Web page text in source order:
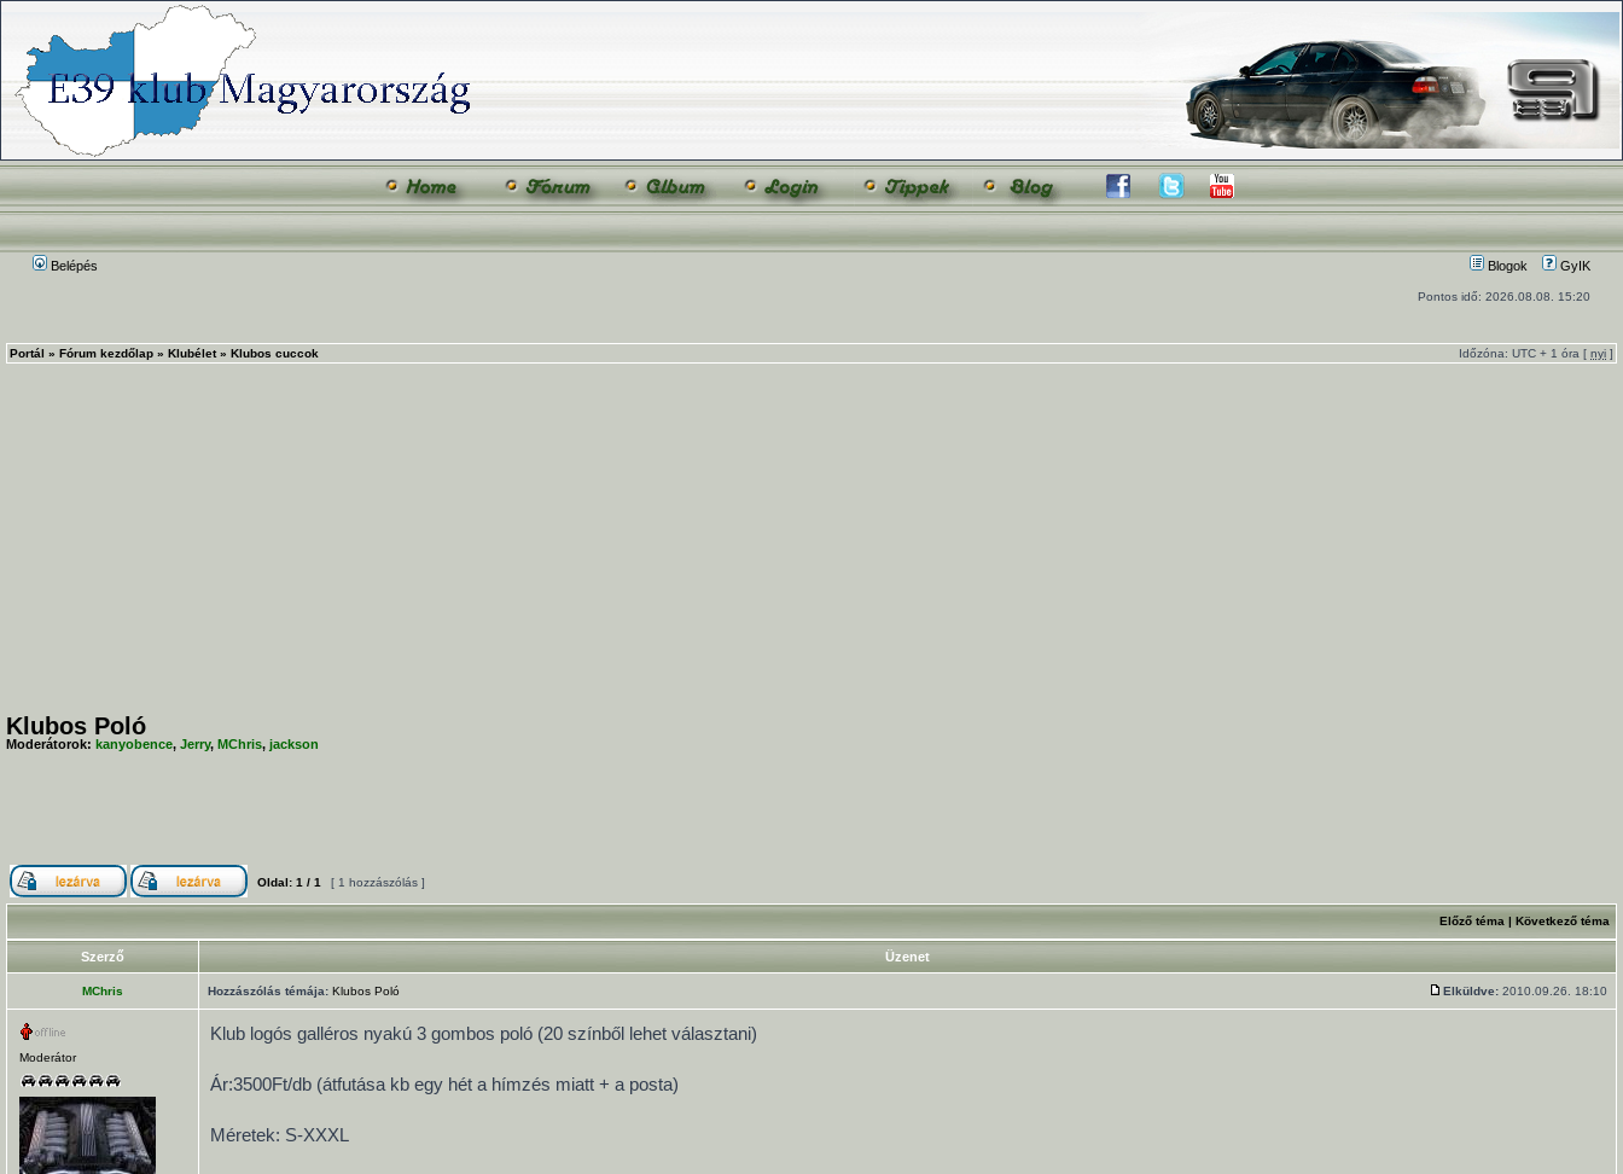
Belépés Blogok GyIK
Pontos idő: 2026.08.08. 15:20
Portál » Fórum kezdőlap » Klubélet» Klubos cuccok Időzóna: UTC + 1 óra [ nyi ]
Klubos Poló
Moderátorok: kanyobence, Jerry, MChris, jackson
Oldal: 1 / 1 [ 1 hozzászólás ]
Előző téma | Következő téma
Szerző Üzenet
MChris Hozzászólás témája: Klubos Poló Elküldve: 2010.09.26. 18:10
Moderátor
Klub logós galléros nyakú 3 gombos poló (20 színből lehet választani)
Ár:3500Ft/db (átfutása kb egy hét a hímzés miatt + a posta)
Méretek: S-XXXL